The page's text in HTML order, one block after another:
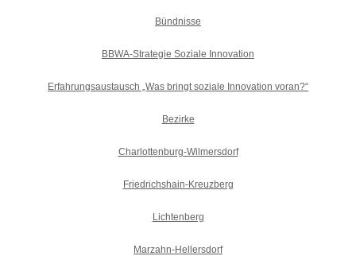
Bündnisse
BBWA-Strategie Soziale Innovation
Erfahrungsaustausch „Was bringt soziale Innovation voran?“
Bezirke
Charlottenburg-Wilmersdorf
Friedrichshain-Kreuzberg
Lichtenberg
Marzahn-Hellersdorf